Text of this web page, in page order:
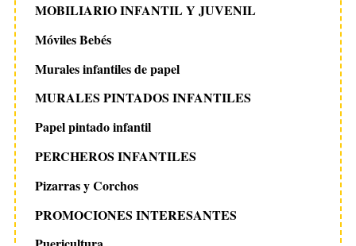
MOBILIARIO INFANTIL Y JUVENIL
Móviles Bebés
Murales infantiles de papel
MURALES PINTADOS INFANTILES
Papel pintado infantil
PERCHEROS INFANTILES
Pizarras y Corchos
PROMOCIONES INTERESANTES